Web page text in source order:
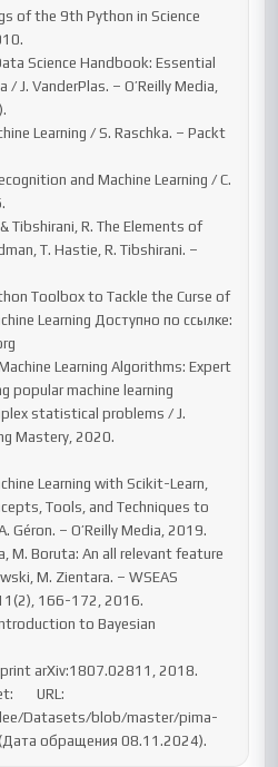
of the 9th Python in Science
J. VanderPlas. – O’Reilly Media,
T. Hastie, R. Tibshirani. –
Learning Доступно по ссылке:
popular machine learning
statistical problems / J.
Mastery, 2020.
Tools, and Techniques to
Géron. – O’Reilly Media, 2019.
M. Zientara. – WSEAS
166-172, 2016.
arXiv:1807.02811, 2018.
Datasets/blob/master/pima-
обращения 08.11.2024).